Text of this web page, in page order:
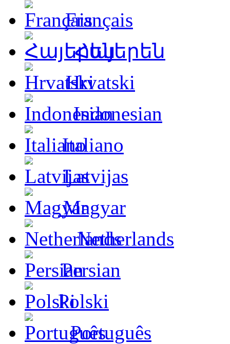
Français
Հայերեն
Hrvatski
Indonesian
Italiano
Latvijas
Magyar
Netherlands
Persian
Polski
Português